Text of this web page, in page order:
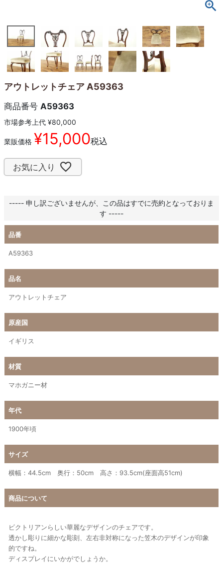
アウトレットチェア A59363
商品番号 A59363
市場参考上代 ¥80,000
業販価格 ¥15,000税込
お気に入り
----- 申し訳ございませんが、この品はすでに売約となっておりま
す -----
品番
A59363
品名
アウトレットチェア
原産国
イギリス
材質
マホガニー材
年代
1900年頃
サイズ
横幅：44.5cm 奥行：50cm 高さ：93.5cm(座面高51cm)
商品について
ビクトリアンらしい華麗なデザインのチェアです。
透かし彫りに細かな彫刻、左右非対称になった笠木のデザインが印象
的ですね。
ディスプレイにいかがでしょうか。